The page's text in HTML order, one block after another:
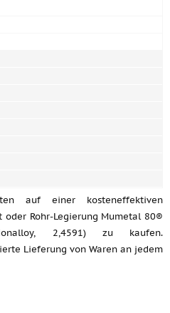
auf einer kosteneffektiven
oder Rohr-Legierung Mumetal 80®
2,4591) zu kaufen.
Lieferung von Waren an jedem